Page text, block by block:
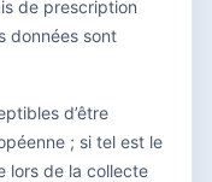
de prescription
données sont
d’être
; si tel est le
lors de la collecte